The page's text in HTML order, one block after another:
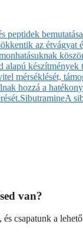
az
alapú készítmények
mérséklését,
hozzá a
SibutramineA
van?
csapatunk a